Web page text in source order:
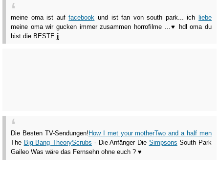
meine oma ist auffacebook und ist fan von south park... ich
liebe
meine oma wir gucken immer zusammen horrofilme ...♥ hdl oma du
bist die BESTE jj
Die Besten TV-Sendungen! How I met your motherTwo and a half men
The Big Bang TheoryScrubs - Die Anfänger Die Simpsons South Park
Gaileo Was wäre das Fernsehn ohne euch ? ♥